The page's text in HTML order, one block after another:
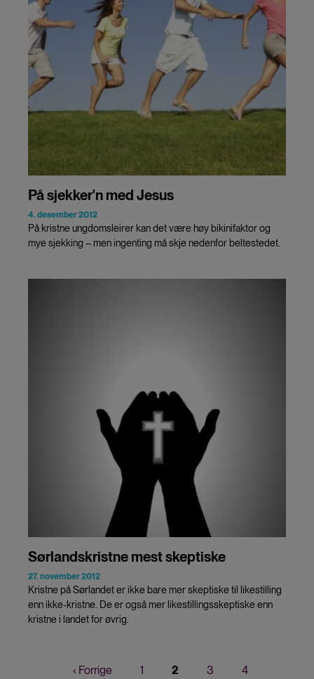
På sjekker'n med Jesus
4. desember 2012
På kristne ungdomsleirer kan det være høy bikinifaktor og
mye sjekking – men ingenting må skje nedenfor beltestedet.
Sørlandskristne mest skeptiske
27. november 2012
Kristne på Sørlandet er ikke bare mer skeptiske til likestilling
enn ikke-kristne. De er også mer likestillingsskeptiske enn
kristne i landet for øvrig.
Forrige
‹ Forrige Page
1
Nåværende
2 Page
3 Page
4